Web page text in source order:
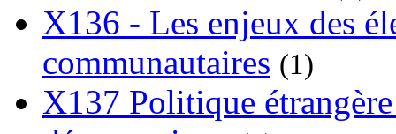
X136 - Les enjeux des
communautaires (1)
X137 Politique